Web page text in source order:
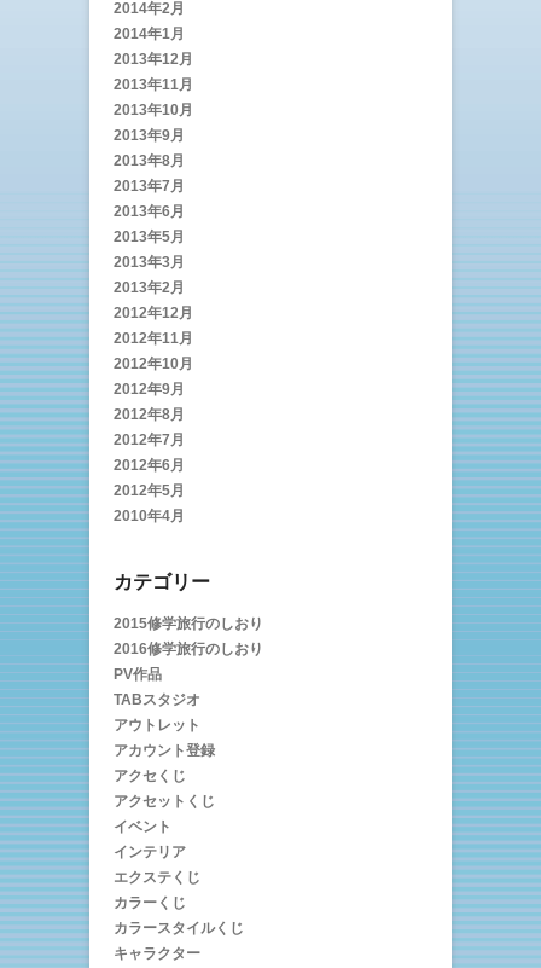
2014年2月
2014年1月
2013年12月
2013年11月
2013年10月
2013年9月
2013年8月
2013年7月
2013年6月
2013年5月
2013年3月
2013年2月
2012年12月
2012年11月
2012年10月
2012年9月
2012年8月
2012年7月
2012年6月
2012年5月
2010年4月
カテゴリー
2015修学旅行のしおり
2016修学旅行のしおり
PV作品
TABスタジオ
アウトレット
アカウント登録
アクセくじ
アクセットくじ
イベント
インテリア
エクステくじ
カラーくじ
カラースタイルくじ
キャラクター